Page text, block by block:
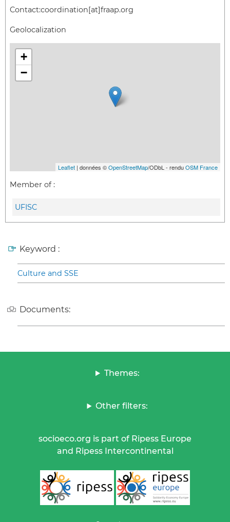
Contact:coordination[at]fraap.org
Geolocalization
+
−
Leaflet | données ©OpenStreetMap/ODbL - renduOSM France
Member of :
UFISC
Keyword :
Culture and SSE
Documents:
Themes:
Other filters:
socioeco.org is part of Ripess Europe
and Ripess Intercontinental